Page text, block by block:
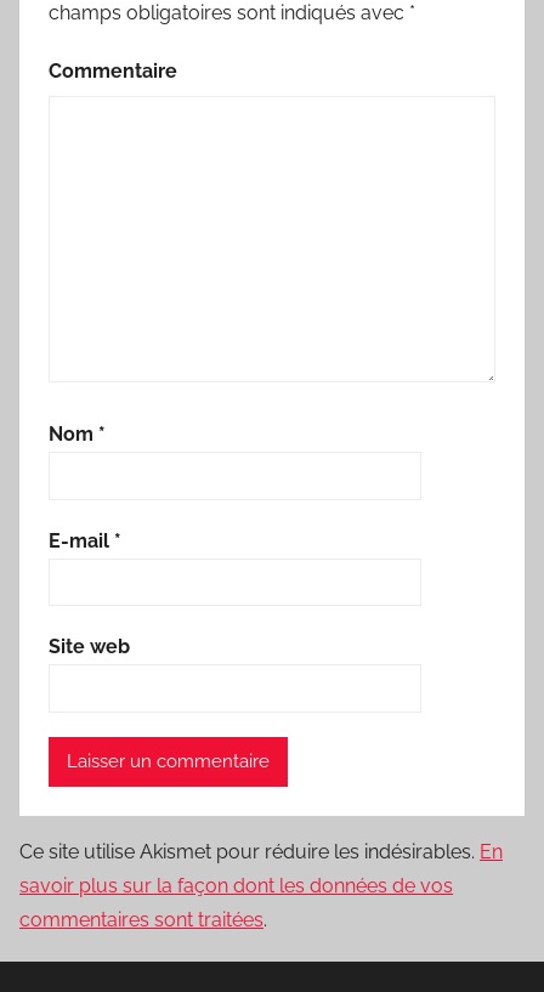
champs obligatoires sont indiqués avec *
Commentaire
Nom *
E-mail *
Site web
Ce site utilise Akismet pour réduire les indésirables. En
savoir plus sur la façon dont les données de vos
commentaires sont traitées.